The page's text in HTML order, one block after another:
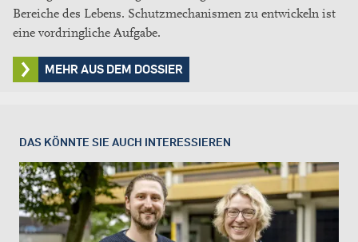
Bereiche des Lebens. Schutzmechanismen zu entwickeln ist
eine vordringliche Aufgabe.
MEHR AUS DEM DOSSIER
DAS KÖNNTE SIE AUCH INTERESSIEREN